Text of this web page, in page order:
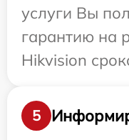
услуги Вы
гарантию на
Hikvision
5